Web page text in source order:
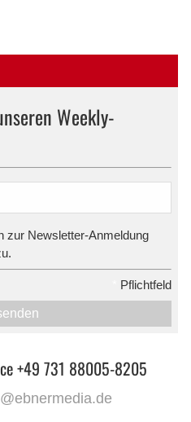
Weekly-
zur Newsletter-Anmeldung
Pflichtfeld
+49 731 88005-8205